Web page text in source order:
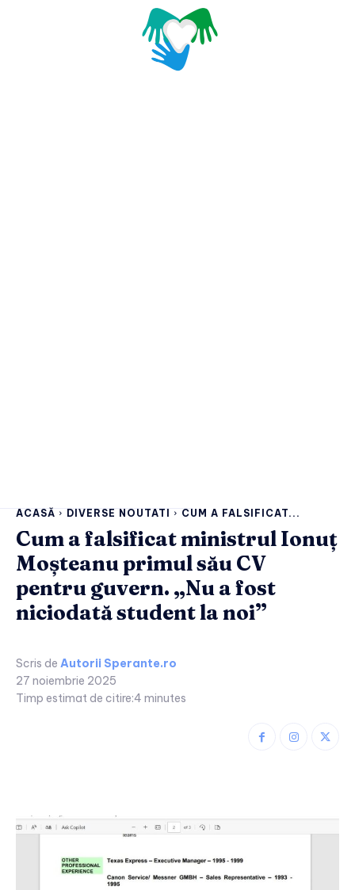
ACASĂ DIVERSE NOUTATI CUM A FALSIFICAT...
Cum a falsificat ministrul Ionuț
Moșteanu primul său CV
pentru guvern. „Nu a fost
niciodată student la noi”
Scris de Autorii Sperante.ro
27 noiembrie 2025
Timp estimat de citire:4 minutes